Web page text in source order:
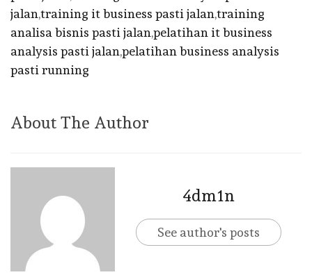
jalan,training it business pasti jalan,training
analisa bisnis pasti jalan,pelatihan it business
analysis pasti jalan,pelatihan business analysis
pasti running
About The Author
4dm1n
See author's posts